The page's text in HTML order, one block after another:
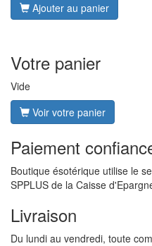
Ajouter au panier
Votre panier
Vide
Voir votre panier
Paiement
Boutique ésotérique utilise le
SPPLUS de la Caisse
Livraison
Du lundi au vendredi, toute